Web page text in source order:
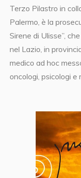
Terzo Pilastro in
Palermo, è la
Sirene di Ulisse”,
nel Lazio, in
medico ad hoc
oncologi, psicologi e